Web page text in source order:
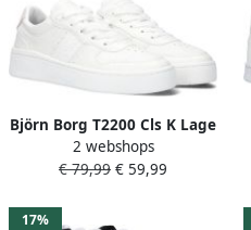
Björn Borg T2200 Cls K Lage
sneakers Jongens Kids Wit
2 webshops
€ 79,99 € 59,99
17%